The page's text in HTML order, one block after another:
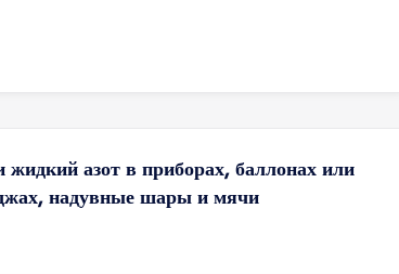
жидкий азот в приборах, баллонах или
надувные шары и мячи